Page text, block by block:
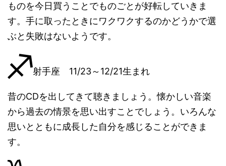
ものを今日買うことでものごとが好転していきま
す。手に取ったときにワクワクするのかどうかで選
ぶと失敗はないようです。
射手座 11/23～12/21生まれ
昔のCDを出してきて聴きましょう。懐かしい音楽
から過去の情景を思い出すことでしょう。いろんな
思いとともに成長した自分を感じることができま
す。